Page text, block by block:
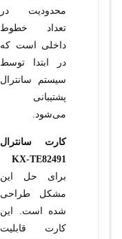
محدودیت در
تعداد خطوط
داخلی است که
در ابتدا توسط
سیستم سانترال
پشتیبانی
می‌شود.
کارت سانترال
KX-TE82491
برای حل این
مشکل طراحی
شده است. این
کارت قابلیت